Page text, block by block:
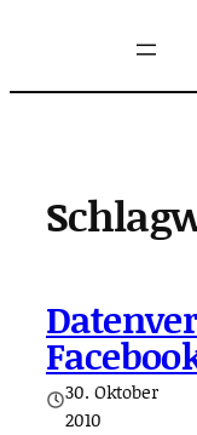
springen
30. Oktober
2010